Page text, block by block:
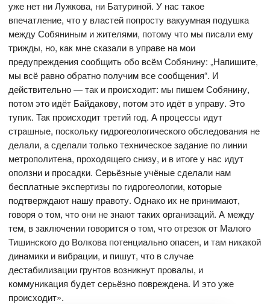
уже нет ни Лужкова, ни Батуриной. У нас такое
впечатление, что у властей попросту вакуумная подушка
между Собяниным и жителями, потому что мы писали ему
трижды, но, как мне сказали в управе на мои
предупреждения сообщить обо всём Собянину: „Напишите,
мы всё равно обратно получим все сообщения“. И
действительно — так и происходит: мы пишем Собянину,
потом это идёт Байдакову, потом это идёт в управу. Это
тупик. Так происходит третий год. А процессы идут
страшные, поскольку гидрогеологического обследования не
делали, а сделали только техническое задание по линии
метрополитена, проходящего снизу, и в итоге у нас идут
оползни и просадки. Серьёзные учёные сделали нам
бесплатные экспертизы по гидрогеологии, которые
подтверждают нашу правоту. Однако их не принимают,
говоря о том, что они не знают таких организаций. А между
тем, в заключении говорится о том, что отрезок от Малого
Тишинского до Волкова потенциально опасен, и там никакой
динамики и вибрации, и пишут, что в случае
дестабилизации грунтов возникнут провалы, и
коммуникация будет серьёзно повреждена. И это уже
происходит».